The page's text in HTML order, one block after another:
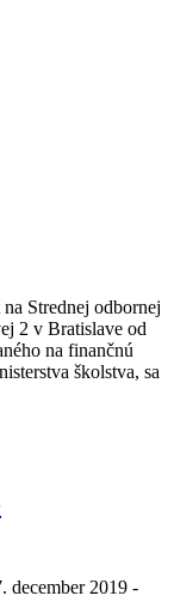
Strednej odbornej
2 v Bratislave od
na finančnú
školstva, sa
december 2019 -